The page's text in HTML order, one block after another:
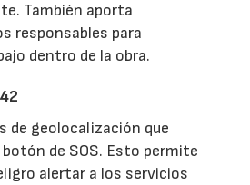
También aporta
responsables para
dentro de la obra.
de geolocalización que
de SOS. Esto permite
alertar a los servicios